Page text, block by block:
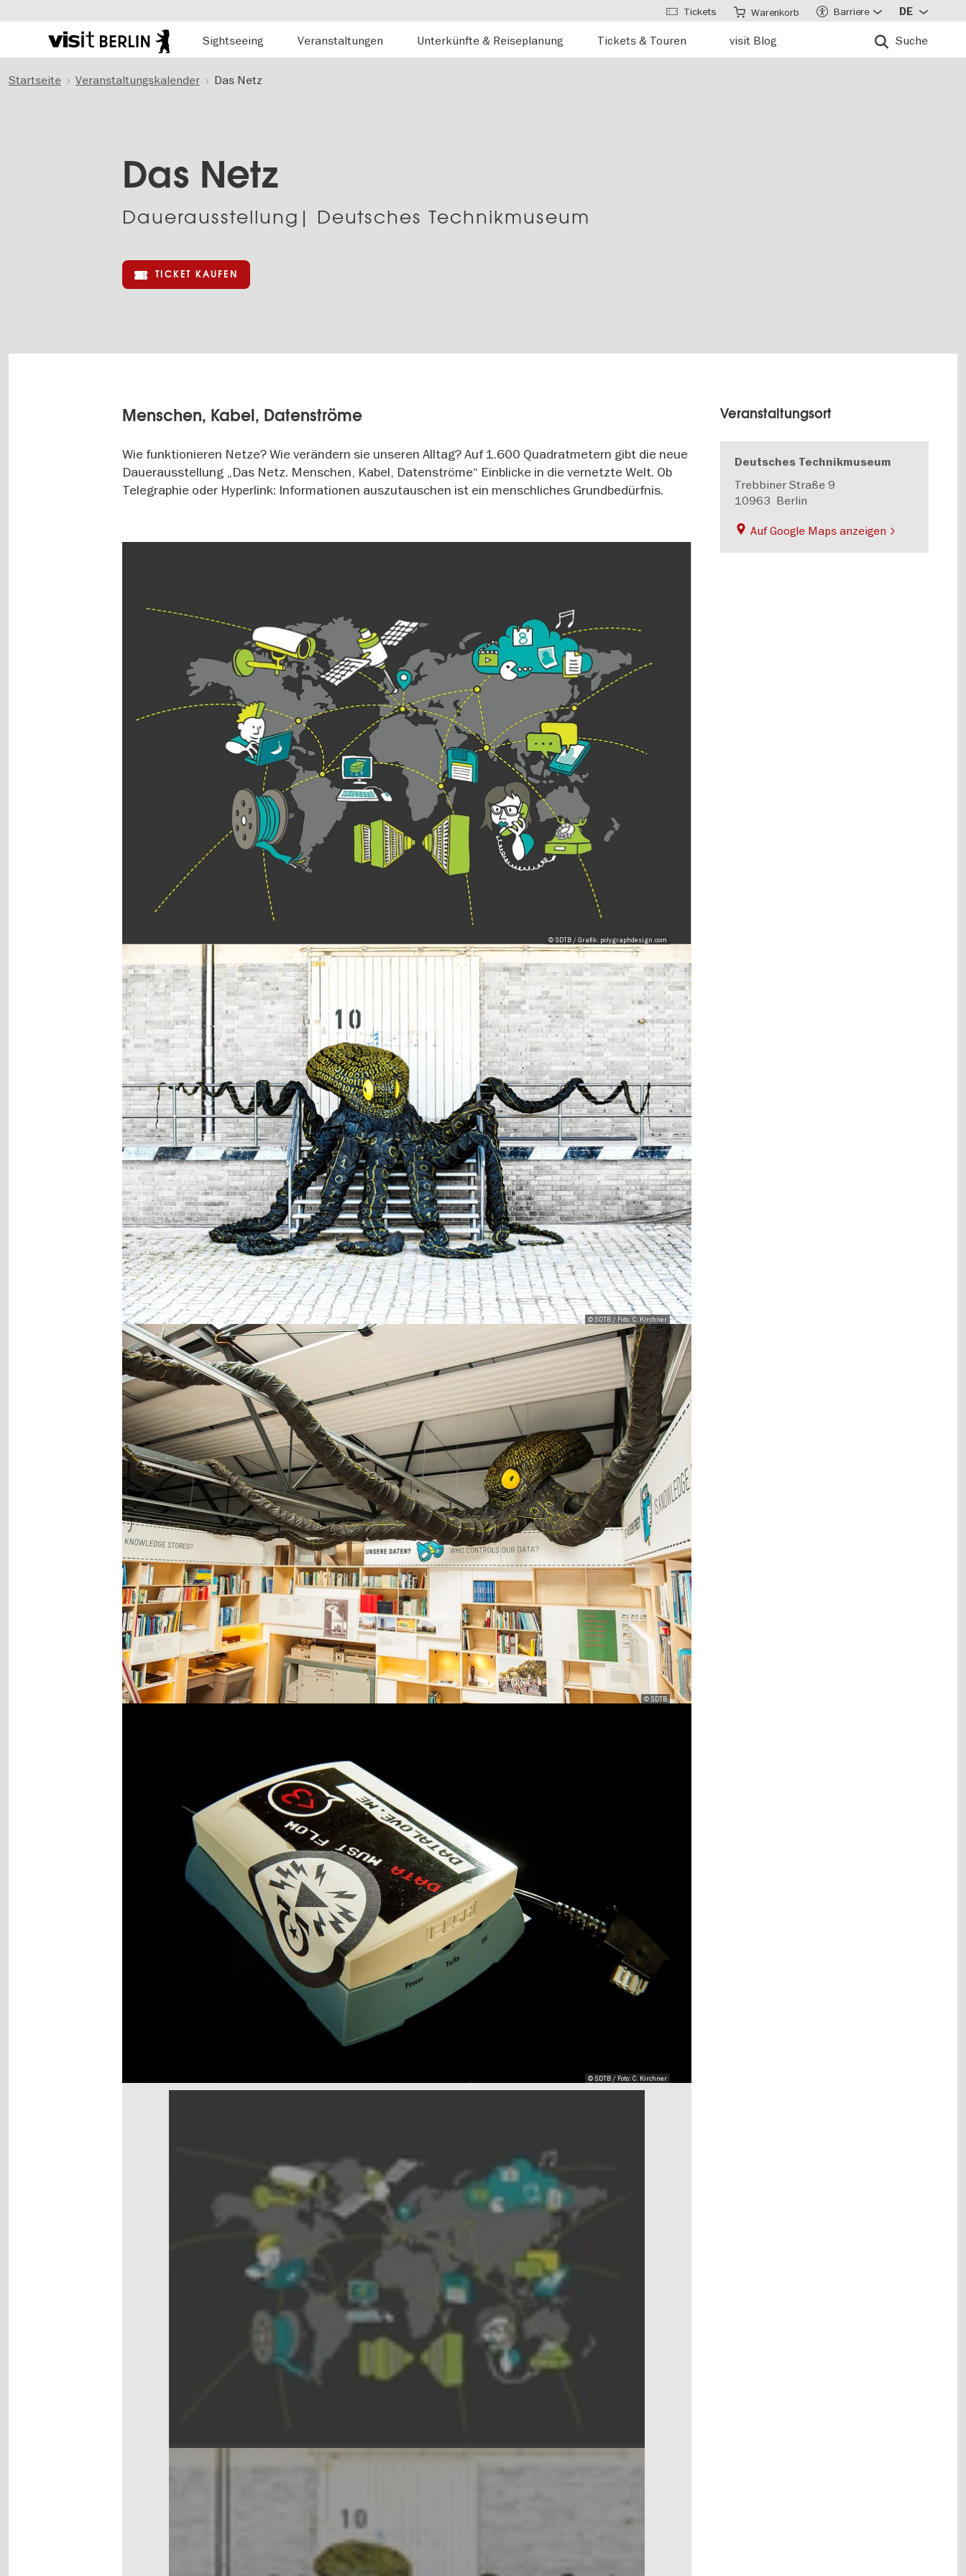
zum
Berlins
Tourismusportal
Sightseeing
Veranstaltungen Unterkünfte & Reiseplanung Tickets & Touren visit Blog Suche
Tickets Warenkorb Barriere DE
Startseite Veranstaltungskalender Das Netz
Das Netz
Dauer­aus­stel­lung| Deutsches Technikmuseum
TICKET KAUFEN
Menschen, Kabel, Datenströme
Wie funktionieren Netze? Wie verändern sie unseren Alltag? Auf 1.600 Quadratmetern gibt die neue
Dauerausstellung „Das Netz. Menschen, Kabel, Datenströme“ Einblicke in die vernetzte Welt. Ob
Telegraphie oder Hyperlink: Informationen auszutauschen ist ein menschliches Grundbedürfnis.
© SDTB / Grafik: polygraphdesign.com
© SDTB / Foto: C. Kirchner
© SDTB
© SDTB / Foto: C. Kirchner
Veranstaltungsort
Deutsches Technikmuseum
Trebbiner Straße 9
10963 Berlin
Auf Google Maps anzeigen